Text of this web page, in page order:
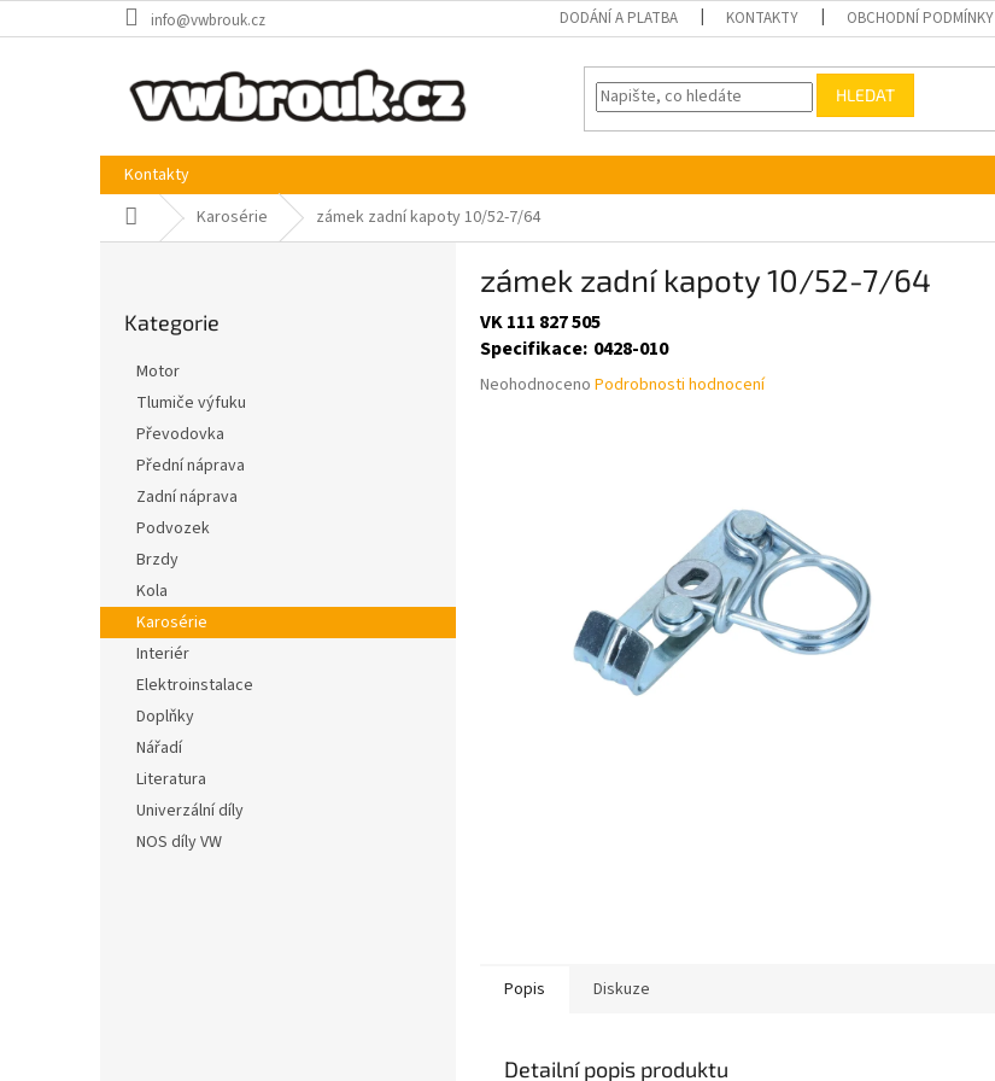
na
info@vwbrouk.cz DODÁNÍ A PLATBA KONTAKTY OBCHODNÍ PODMÍNKY
HLEDAT
Kontakty
Domů Karosérie zámek zadní kapoty 10/52-7/64
l
kategorie
Kategorie
Motor
Tlumiče výfuku
Převodovka
Přední náprava
Zadní náprava
Podvozek
Brzdy
Kola
Karosérie
Interiér
Elektroinstalace
Doplňky
Nářadí
Literatura
Univerzální díly
NOS díly VW
zámek zadní kapoty 10/52-7/64
VK 111 827 505
Specifikace: 0428-010
Průměrné
Neohodnoceno Podrobnosti hodnocení
Popis Diskuze
Detailní popis produktu